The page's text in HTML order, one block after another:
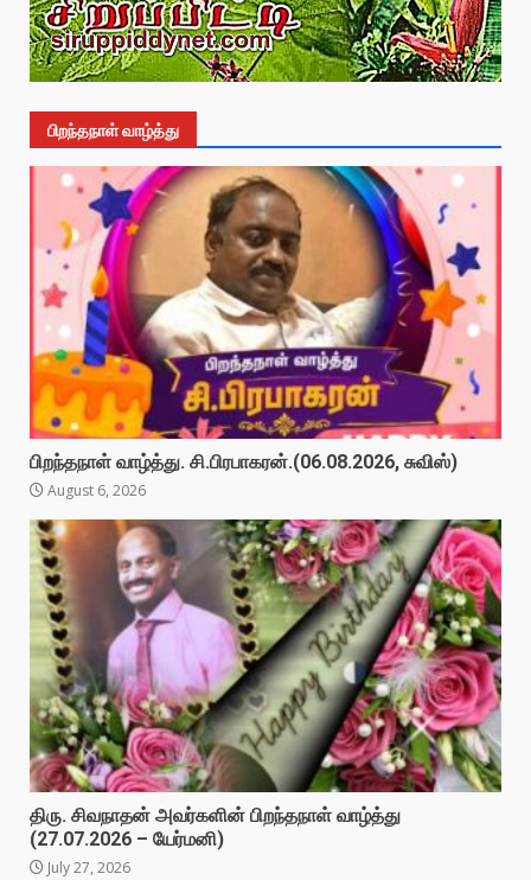
பிறந்தநாள் வாழ்த்து
பிறந்தநாள் வாழ்த்து. சி.பிரபாகரன்.(06.08.2026, சுவிஸ்)
August 6, 2026
திரு. சிவநாதன் அவர்களின் பிறந்தநாள் வாழ்த்து
(27.07.2026 – யேர்மனி)
July 27, 2026